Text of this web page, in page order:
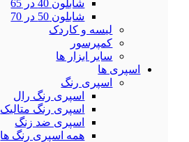
شابلون 40 در 65
شابلون 50 در 70
لیسه و کاردک
کمپرسور
سایر ابزار ها
اسپری ها
اسپری رنگ
اسپری رنگ رال
اسپری رنگ متالیک
اسپری ضد زنگ
همه اسپری رنگ ها